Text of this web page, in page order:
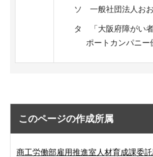
ソ 一般社団法人お
タ 「大阪府障がい
ポートカンパニ
このページの作成所属
商工労働部雇用推進室人材育成課委